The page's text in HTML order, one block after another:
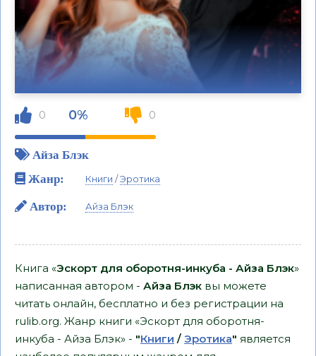
0 0% 0
Айза Блэк
Жанр:
Книги /Эротика
Автор: Айза Блэк
Книга «Эскорт для оборотня-инкуба - Айза Блэк»
написанная автором - Айза Блэк вы можете
читать онлайн, бесплатно и без регистрации на
rulib.org. Жанр книги «Эскорт для оборотня-
инкуба - Айза Блэк» - "Книги / Эротика" является